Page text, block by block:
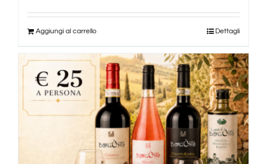
Aggiungi al carrello Dettagli